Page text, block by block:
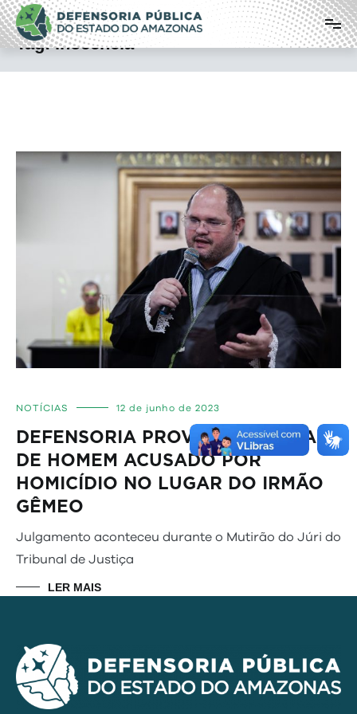
Pular
para
o
conteúdo
Defensoria Pública do Estado do
Amazonas
Tag:inocência
NOTÍCIAS 12 de junho de 2023
DEFENSORIA PROVA INOCÊNCIA
DE HOMEM ACUSADO POR
HOMICÍDIO NO LUGAR DO IRMÃO
GÊMEO
Julgamento aconteceu durante o Mutirão do Júri do
Tribunal de Justiça
LER MAIS